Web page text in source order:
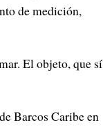
de medición,
El objeto, que sí
Barcos Caribe en